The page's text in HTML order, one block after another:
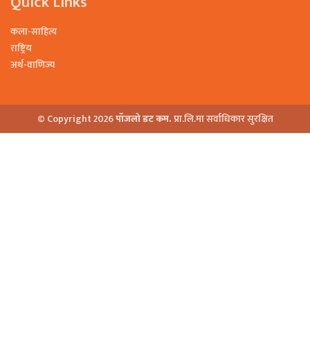
कला-साहित्य
राष्ट्रिय
अर्थ-वाणिज्य
© Copyright 2026पाँजलो डट कम.प्रा.लि.मा सर्वाधिकार सुरक्षित